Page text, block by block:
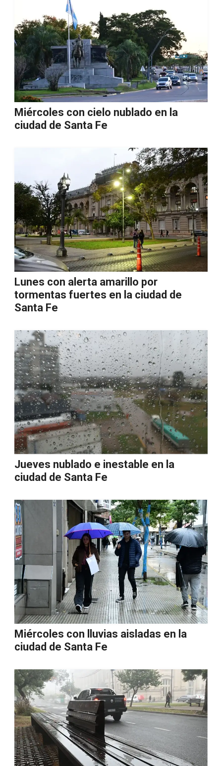
Miércoles con cielo nublado en la
ciudad de Santa Fe
Lunes con alerta amarillo por
tormentas fuertes en la ciudad de
Santa Fe
Jueves nublado e inestable en la
ciudad de Santa Fe
Miércoles con lluvias aisladas en la
ciudad de Santa Fe